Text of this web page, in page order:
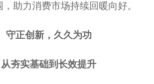
助力消费市场持续回暖向好。
守正创新，久久为功
从夯实基础到长效提升